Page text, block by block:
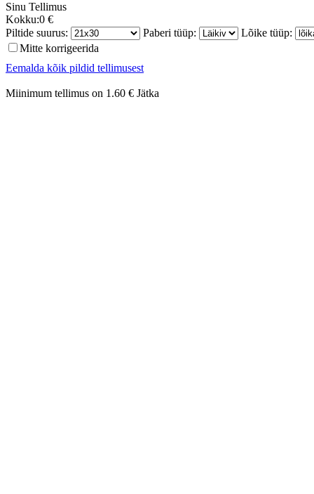
Sinu Tellimus
Kokku:0 €
Piltide suurus:
Paberi tüüp:
Lõike tüüp:
Mitte korrigeerida
Eemalda kõik pildid tellimusest
Miinimum tellimus on 1.60 € Jätka